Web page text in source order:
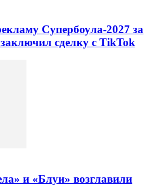
Супербоула-2027 за
сделку с TikTok
и «Блуи» возглавили